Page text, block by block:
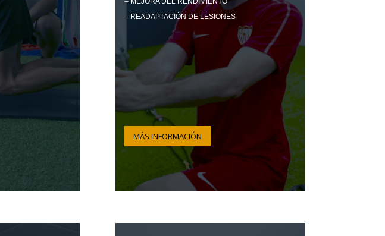
– READAPTACIÓN DE LESIONES
MÁS INFORMACIÓN